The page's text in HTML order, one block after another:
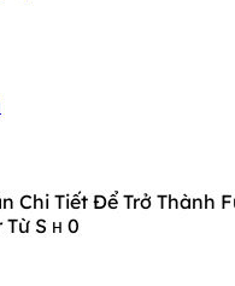
Chi Tiết Để Trở Thành
S н 0